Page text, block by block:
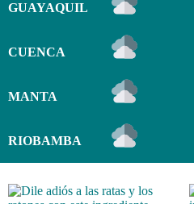
GUAYAQUIL
CUENCA
MANTA
RIOBAMBA